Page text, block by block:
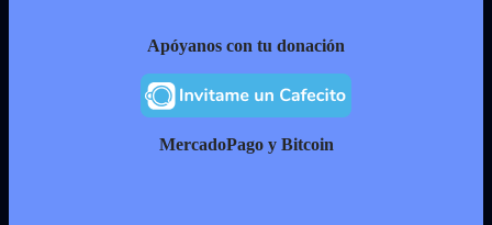
Apóyanos con tu donación
MercadoPago y Bitcoin